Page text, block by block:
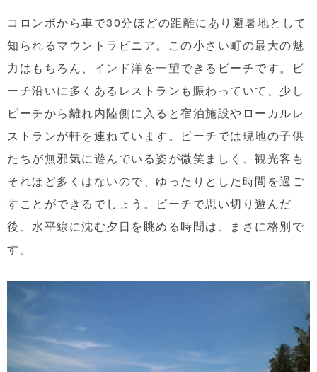
コロンボから車で30分ほどの距離にあり避暑地として
知られるマウントラビニア。この小さい町の最大の魅
力はもちろん、インド洋を一望できるビーチです。ビ
ーチ沿いに多くあるレストランも賑わっていて、少し
ビーチから離れ内陸側に入ると宿泊施設やローカルレ
ストランが軒を連ねています。ビーチでは現地の子供
たちが無邪気に遊んでいる姿が微笑ましく、観光客も
それほど多くはないので、ゆったりとした時間を過ご
すことができるでしょう。ビーチで思い切り遊んだ
後、水平線に沈む夕日を眺める時間は、まさに格別で
す。